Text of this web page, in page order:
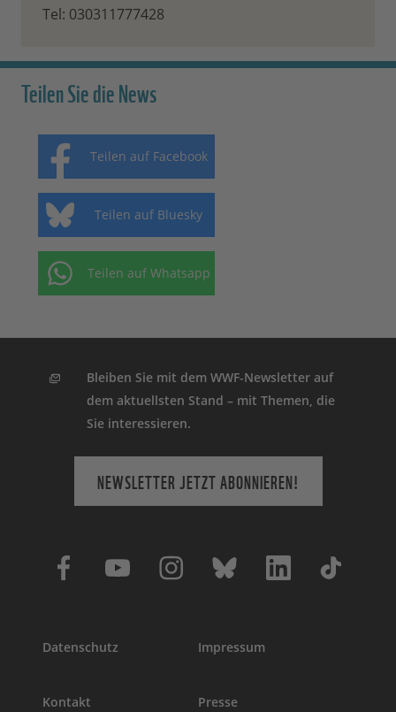
Tel: 030311777428
Teilen Sie die News
Teilen auf Facebook
Teilen auf Bluesky
Teilen auf Whatsapp
Bleiben Sie mit dem WWF-Newsletter auf
dem aktuellsten Stand – mit Themen, die
Sie interessieren.
NEWSLETTER JETZT ABONNIEREN!
Datenschutz Impressum
Kontakt Presse